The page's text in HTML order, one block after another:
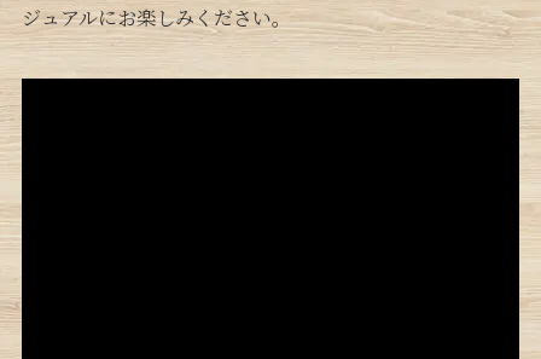
ジュアルにお楽しみください。